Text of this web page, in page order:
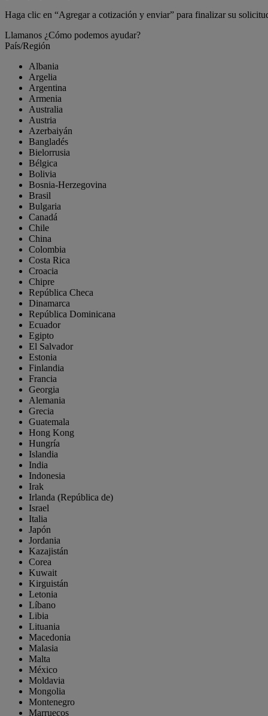
Haga clic en “Agregar a cotización y enviar” para finalizar su
Llamanos ¿Cómo podemos ayudar?
País/Región
Albania
Argelia
Argentina
Armenia
Australia
Austria
Azerbaiyán
Bangladés
Bielorrusia
Bélgica
Bolivia
Bosnia-Herzegovina
Brasil
Bulgaria
Canadá
Chile
China
Colombia
Costa Rica
Croacia
Chipre
República Checa
Dinamarca
República Dominicana
Ecuador
Egipto
El Salvador
Estonia
Finlandia
Francia
Georgia
Alemania
Grecia
Guatemala
Hong Kong
Hungría
Islandia
India
Indonesia
Irak
Irlanda (República de)
Israel
Italia
Japón
Jordania
Kazajistán
Corea
Kuwait
Kirguistán
Letonia
Líbano
Libia
Lituania
Macedonia
Malasia
Malta
México
Moldavia
Mongolia
Montenegro
Marruecos